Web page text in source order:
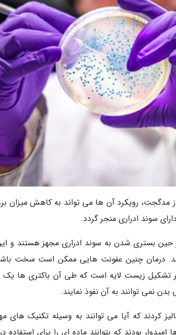
مدگجت، رویکرد آن ها می تواند به کاهش میزان
سوند ادراری منجر گردد.
در حین بستری شدن به سوند ادراری مجهز هستند و
درمان چنین عفونت هایی ممکن است سخت باشد
تشکیل زیست لایه است که طی آن باکتری ها
نمی توانند به آن نفوذ نمایند.
کردند که آیا می توانند به وسیله تکنیک
بودند که بتوانند ماده ای را برای